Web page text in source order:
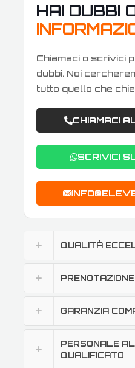
HAI DUBBI
Chiamaci o scrivici
dubbi. Noi
tutto quello che
CHIAMACI
SCRIVICI
QUALITÀ
GARANZIA
PERSONALE
QUALIFICATO